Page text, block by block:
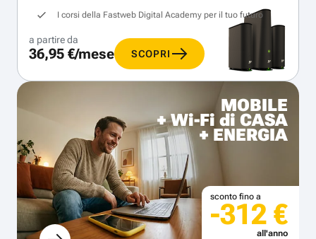
I corsi della Fastweb Digital Academy per il tuo futuro
a partire da
36,95 €/mese SCOPRI
MOBILE
+ Wi-Fi di CASA
+ ENERGIA
sconto fino a
-312 €
all'anno